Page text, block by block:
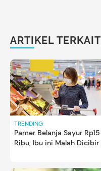
ARTIKEL TERKAIT
TRENDING
Pamer Belanja Sayur Rp15
Ribu, Ibu ini Malah Dicibir